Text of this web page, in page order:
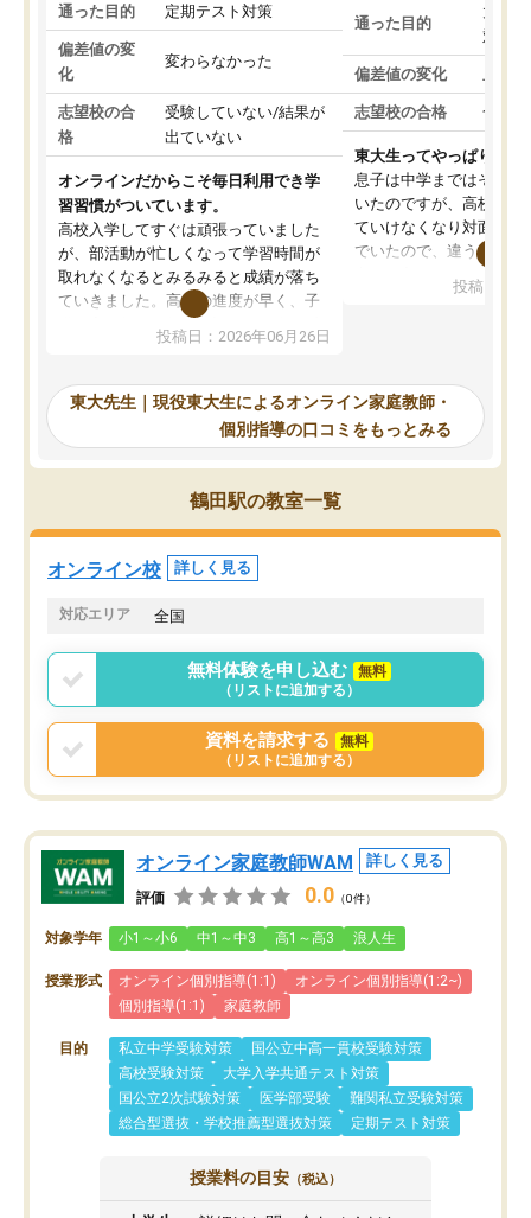
通った目的 定期テスト対策
偏差値の変
化
変わらなかった
志望校の合
格
受験していない/結果が
出ていない
オンラインだからこそ毎日利用でき学
習習慣がついています。
高校入学してすぐは頑張っていました
が、部活動が忙しくなって学習時間が
取れなくなるとみるみると成績が落ち
ていきました。高校の進度が早く、子
供も家に帰って勉強の話すると嫌な反
応を示します。東大先生にお願いして
れるので、親としても安心です。毎日
使える自習室とかもあり、わからない
ところがあれば先生が回答してくれる
のも重宝しています。
投稿日：2026年06月26日
通った目的
大学
対策
偏差値の変化
志望校の合格 合格
東大生ってやっぱりすご
息子は中学まではそこそ
いたのですが、高校に入
ていけなくなり対面の塾
でいたので、違うアプロ
で、当初は模試でD判定
自習室が毎日使えていつ
るのが心強かったよう
謝です。
投稿日：
東大先生｜現役東大生によるオンライン家庭教師・
個別指導の口コミをもっとみる
鶴田駅の教室一覧
オンライン校 詳しく見る
対応エリア 全国
無料体験を申し込む
無料
（リストに追加する）
資料を請求する
無料
（リストに追加する）
オンライン家庭教師WAM 詳しく見る
評価 0.0 （0件）
対象学年 小1～小6 中1～中3 高1～高3 浪人生
授業形式 オンライン個別指導(1:1)
オンライン個別指導(1:2~)
個別指導(1:1)
家庭教師
目的 私立中学受験対策
国公立中高一貫校受験対策
高校受験対策
大学入学共通テスト対策
国公立2次試験対策
医学部受験
難関私立受験対策
総合型選抜・学校推薦型選抜対策
定期テスト対策
授業料の目安 （税込）